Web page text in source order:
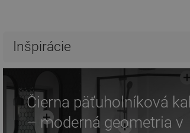
Inšpirácie
Čierna päťuholníková
– moderná geometria v